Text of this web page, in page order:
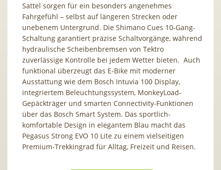
Sattel sorgen für ein besonders angenehmes
Fahrgefühl – selbst auf längeren Strecken oder
unebenem Untergrund. Die Shimano Cues 10-Gang-
Schaltung garantiert präzise Schaltvorgänge, während
hydraulische Scheibenbremsen von Tektro
zuverlässige Kontrolle bei jedem Wetter bieten. Auch
funktional überzeugt das E-Bike mit moderner
Ausstattung wie dem Bosch Intuvia 100 Display,
integriertem Beleuchtungssystem, MonkeyLoad-
Gepäckträger und smarten Connectivity-Funktionen
über das Bosch Smart System. Das sportlich-
komfortable Design in elegantem Blau macht das
Pegasus Strong EVO 10 Lite zu einem vielseitigen
Premium-Trekkingrad für Alltag, Freizeit und Reisen.